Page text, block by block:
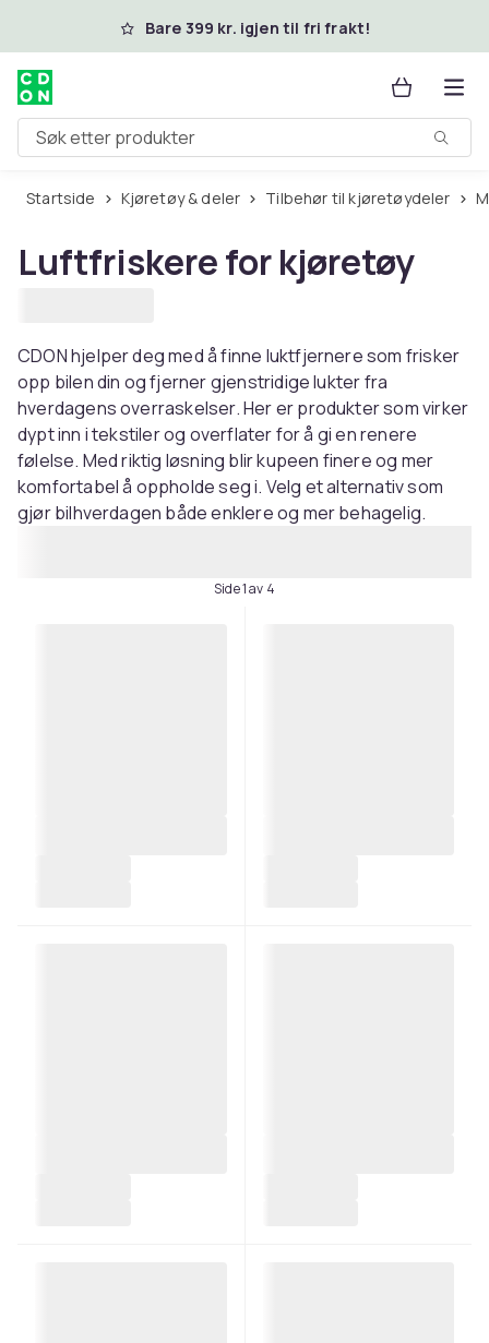
Hopp til hovedinnholdBare 399 kr. igjen til fri frakt!
Søk etter produkter
Startside Kjøretøy & deler Tilbehør til kjøretøydeler
Luftfriskere for kjøretøy
CDON hjelper deg med å finne luktfjernere som frisker
opp bilen din og fjerner gjenstridige lukter fra
hverdagens overraskelser. Her er produkter som virker
dypt inn i tekstiler og overflater for å gi en renere
følelse. Med riktig løsning blir kupeen finere og mer
komfortabel å oppholde seg i. Velg et alternativ som
gjør bilhverdagen både enklere og mer behagelig.
Side 1 av 4